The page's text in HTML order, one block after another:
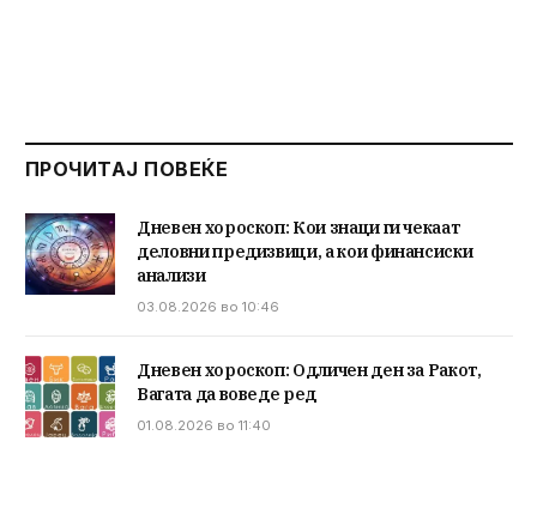
ПРОЧИТАЈ ПОВЕЌЕ
Дневен хороскоп: Кои знаци ги чекаат
деловни предизвици, а кои финансиски
анализи
03.08.2026 во 10:46
Дневен хороскоп: Одличен ден за Ракот,
Вагата да воведе ред
01.08.2026 во 11:40